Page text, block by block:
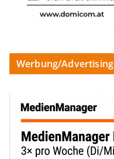
Werbung/Advertising